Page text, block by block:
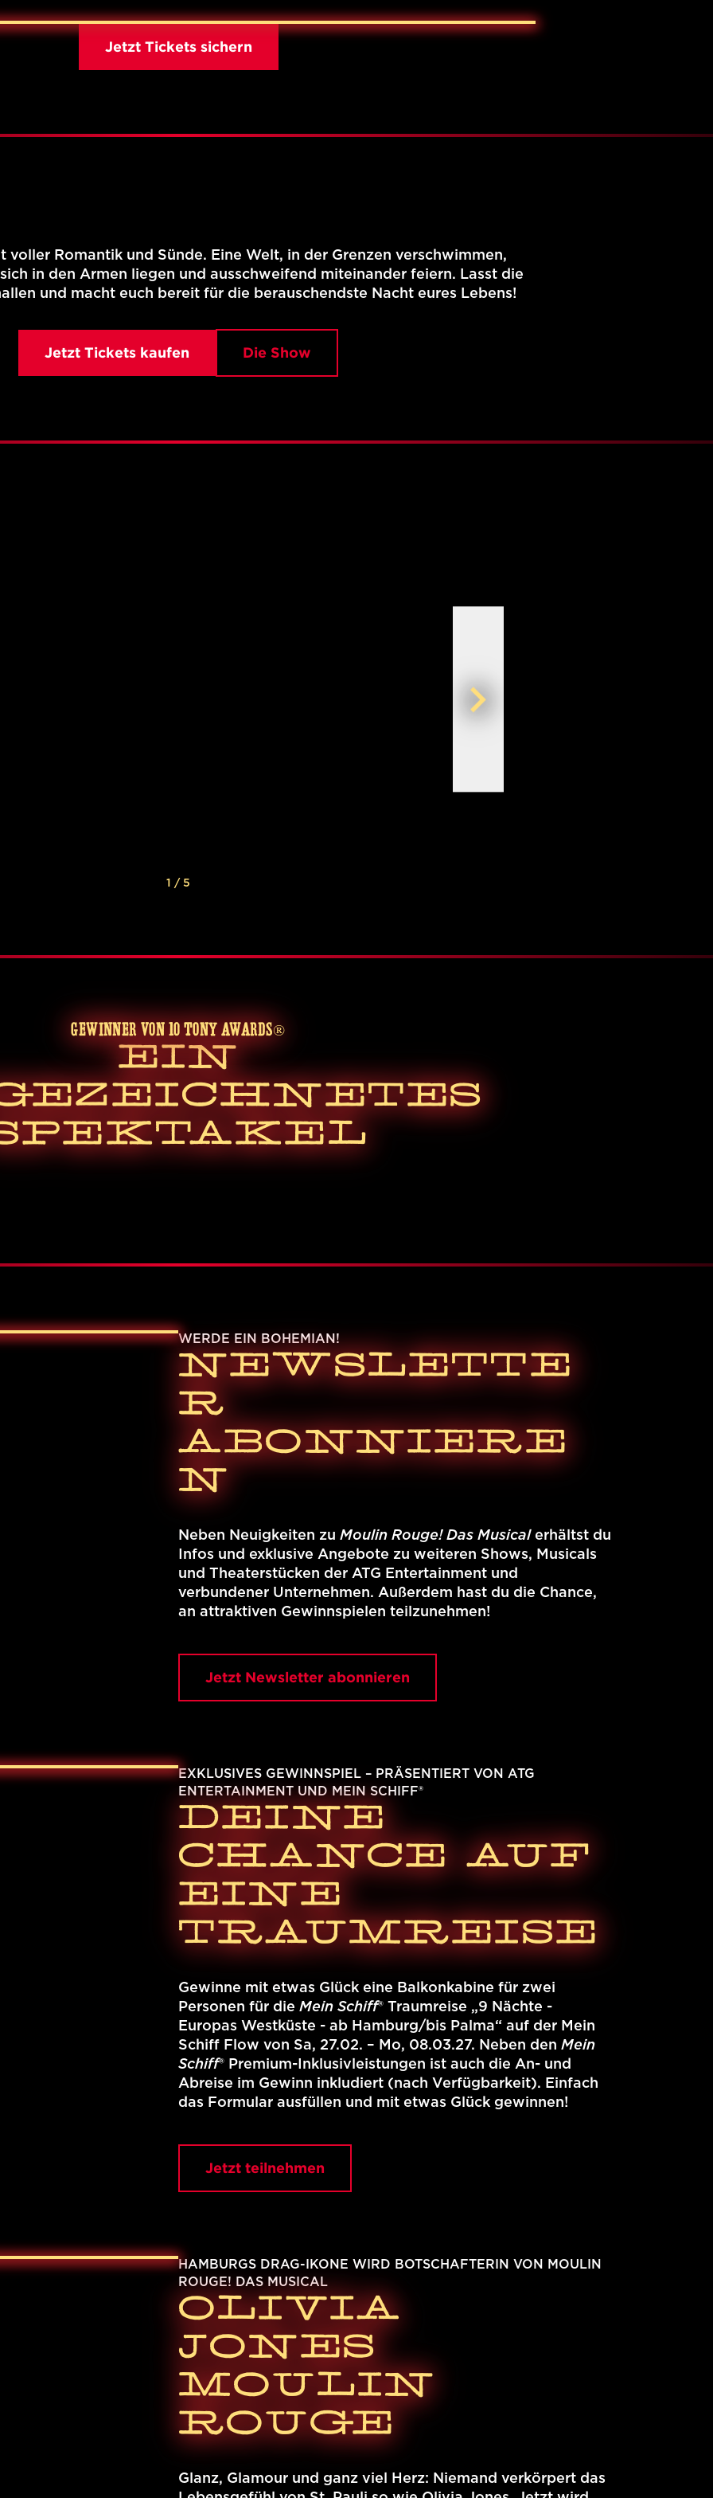
Jetzt Tickets sichern
voller Romantik und Sünde. Eine Welt, in der Grenzen verschwimmen,
in den Armen liegen und ausschweifend miteinander feiern. Lasst die
und macht euch bereit für die berauschendste Nacht eures Lebens!
Jetzt Tickets kaufen Die Show
1 / 5
EIN
GEWINNER VON 10 TONY AWARDS®
NEWSLETTE
R
ABONNIERE
N
WERDE EIN BOHEMIAN!
Neben Neuigkeiten zu Moulin Rouge! Das Musicalerhältst du
Infos und exklusive Angebote zu weiteren Shows, Musicals
und Theaterstücken der ATG Entertainment und
verbundener Unternehmen. Außerdem hast du die Chance,
an attraktiven Gewinnspielen teilzunehmen!
Jetzt Newsletter abonnieren
DEINE
CHANCE AUF
EINE
TRAUMREISE
EXKLUSIVES GEWINNSPIEL – PRÄSENTIERT VON ATG
ENTERTAINMENT UND MEIN SCHIFF®
Gewinne mit etwas Glück eine Balkonkabine für zwei
Personen für die Mein Schiff® Traumreise „9 Nächte -
Europas Westküste - ab Hamburg/bis Palma“ auf der Mein
Schiff Flow von Sa, 27.02. – Mo, 08.03.27. Neben den Mein
Schiff® Premium-Inklusivleistungen ist auch die An- und
Abreise im Gewinn inkludiert (nach Verfügbarkeit). Einfach
das Formular ausfüllen und mit etwas Glück gewinnen!
Jetzt teilnehmen
OLIVIA
JONES
MOULIN
ROUGE
HAMBURGS DRAG-IKONE WIRD BOTSCHAFTERIN VON MOULIN
ROUGE! DAS MUSICAL
Glanz, Glamour und ganz viel Herz: Niemand verkörpert das